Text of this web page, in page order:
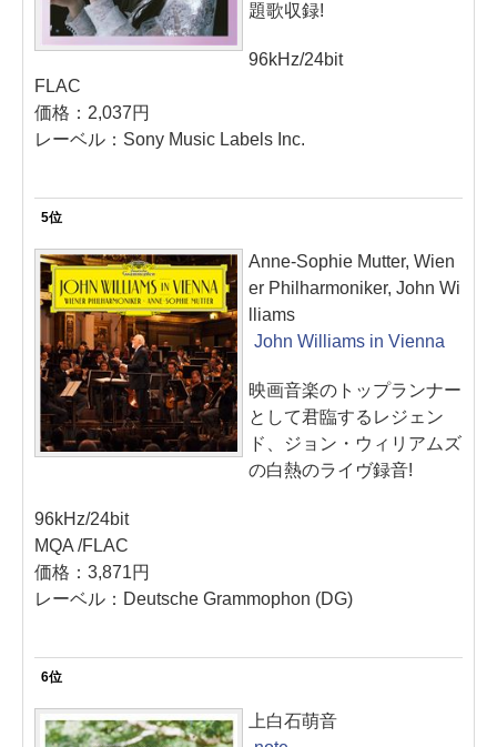
題歌収録!
96kHz/24bit
FLAC
価格：2,037円
レーベル：Sony Music Labels Inc.
5位
Anne-Sophie Mutter, Wien
er Philharmoniker, John Wi
lliams
John Williams in Vienna
映画音楽のトップランナー
として君臨するレジェン
ド、ジョン・ウィリアムズ
の白熱のライヴ録音!
96kHz/24bit
MQA /FLAC
価格：3,871円
レーベル：Deutsche Grammophon (DG)
6位
上白石萌音